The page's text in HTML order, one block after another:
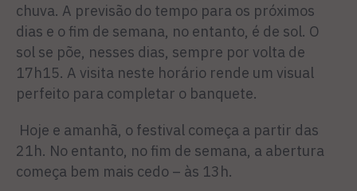
chuva. A previsão do tempo para os próximos
dias e o fim de semana, no entanto, é de sol. O
sol se põe, nesses dias, sempre por volta de
17h15. A visita neste horário rende um visual
perfeito para completar o banquete.
Hoje e amanhã, o festival começa a partir das
21h. No entanto, no fim de semana, a abertura
começa bem mais cedo – às 13h.